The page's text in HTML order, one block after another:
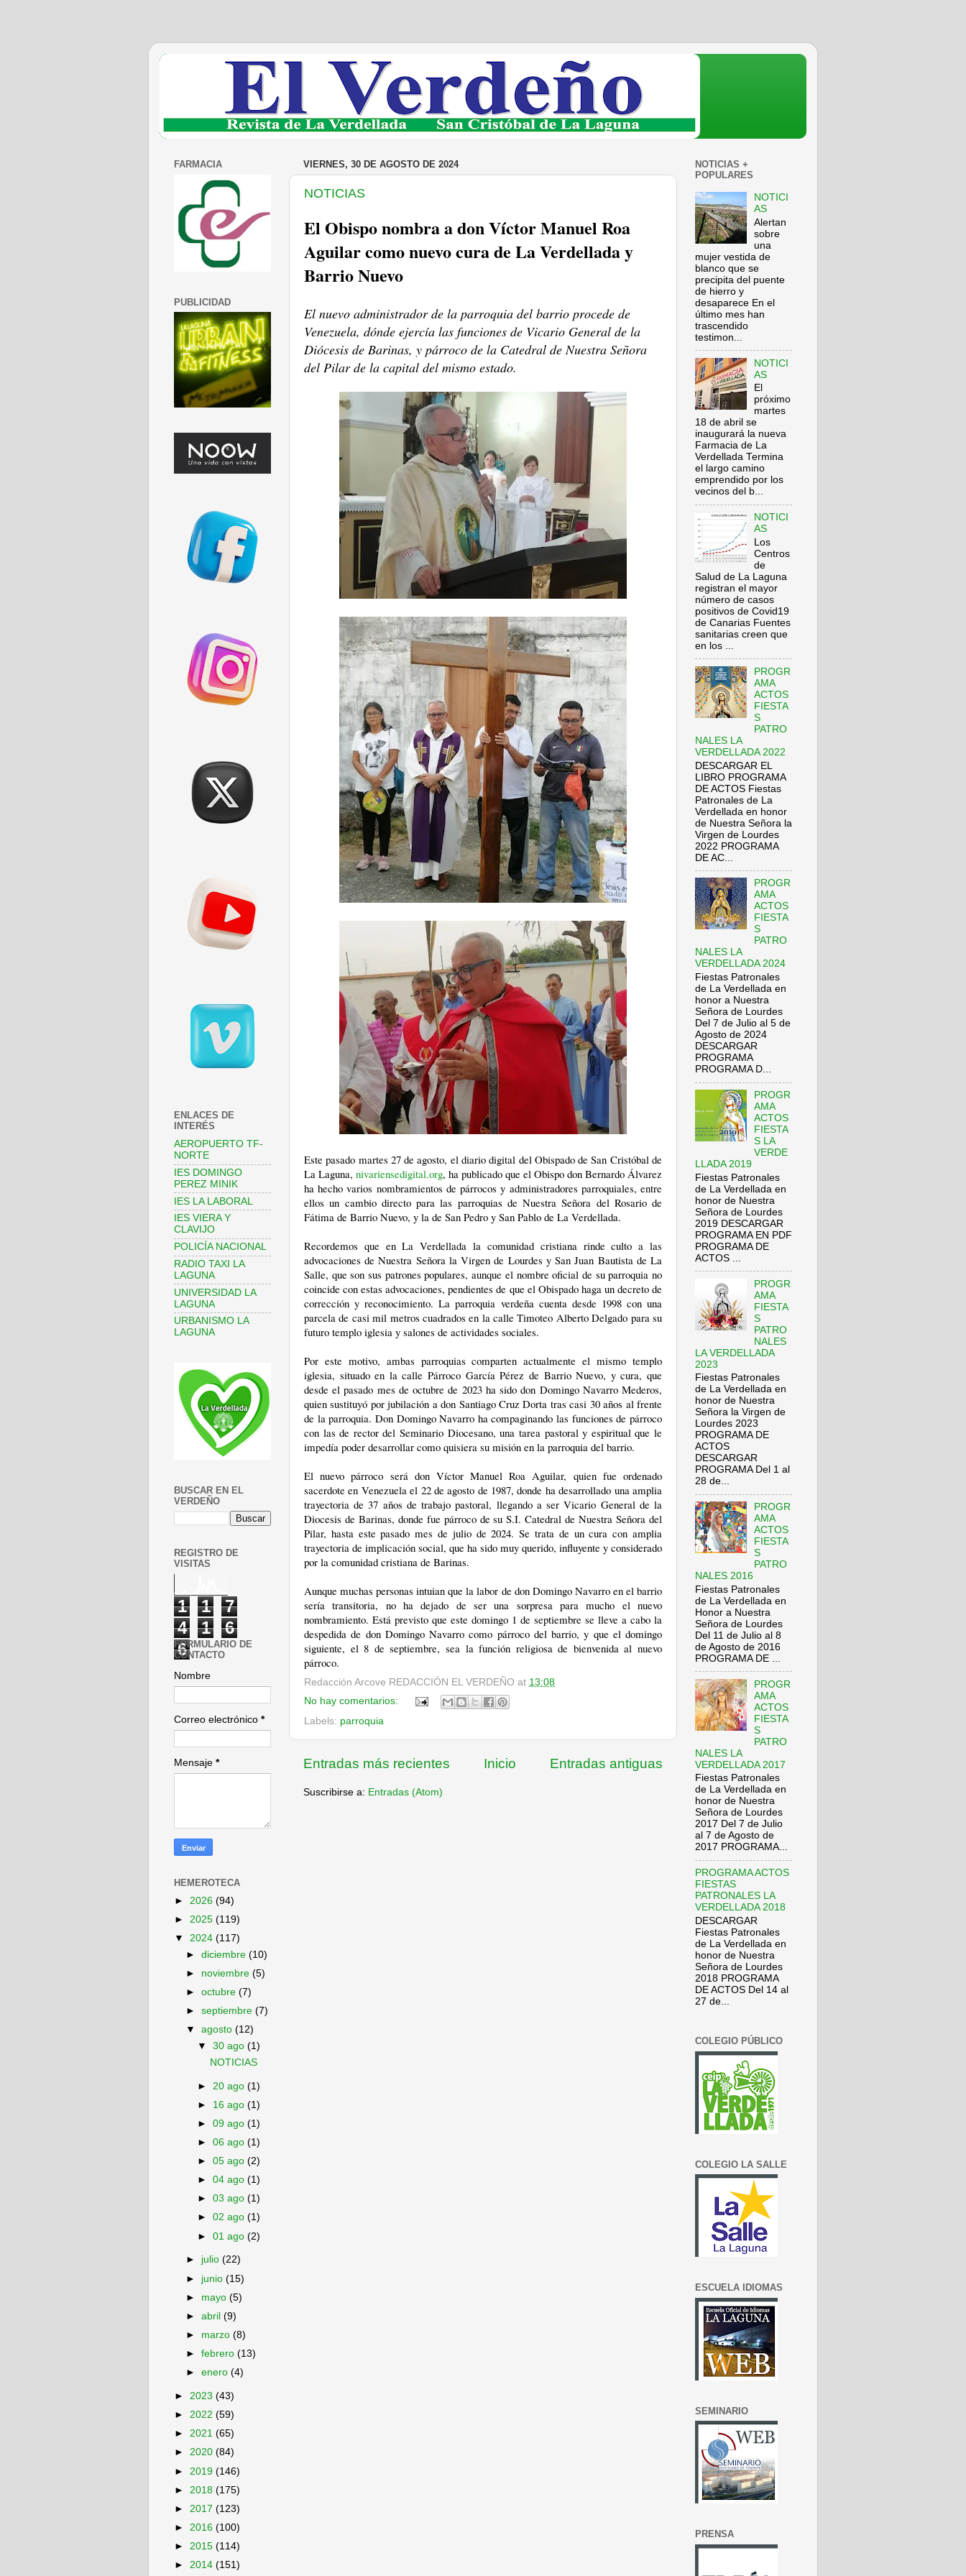
VIERNES, 30 DE AGOSTO DE 2024
NOTICIAS
El Obispo nombra a don Víctor Manuel Roa
Aguilar como nuevo cura de La Verdellada y
Barrio Nuevo
El nuevo administrador de la parroquia del barrio procede de
Venezuela, dónde ejercía las funciones de Vicario General de la
Diócesis de Barinas, y párroco de la Catedral de Nuestra Señora
del Pilar de la capital del mismo estado.
Este pasado martes 27 de agosto, el diario digital del Obispado de San Cristóbal de
La Laguna, nivariensedigital.org, ha publicado que el Obispo don Bernardo Álvarez
ha hecho varios nombramientos de párrocos y administradores parroquiales, entre
ellos un cambio directo para las parroquias de Nuestra Señora del Rosario de
Fátima de Barrio Nuevo, y la de San Pedro y San Pablo de La Verdellada.
Recordemos que en La Verdellada la comunidad cristiana rinde culto a las
advocaciones de Nuestra Señora la Virgen de Lourdes y San Juan Bautista de La
Salle, que son sus patrones populares, aunque el nombre oficial de su parroquia no
coincide con estas advocaciones, pendientes de que el Obispado haga un decreto de
corrección y reconocimiento. La parroquia verdeña cuenta desde 1998 con una
parcela de casi mil metros cuadrados en la calle Timoteo Alberto Delgado para su
futuro templo iglesia y salones de actividades sociales.
Por este motivo, ambas parroquias comparten actualmente el mismo templo
iglesia, situado en la calle Párroco García Pérez de Barrio Nuevo, y cura, que
desde el pasado mes de octubre de 2023 ha sido don Domingo Navarro Mederos,
quien sustituyó por jubilación a don Santiago Cruz Dorta tras casi 30 años al frente
de la parroquia. Don Domingo Navarro ha compaginando las funciones de párroco
con las de rector del Seminario Diocesano, una tarea pastoral y espiritual que le
impedía poder desarrollar como quisiera su misión en la parroquia del barrio.
El nuevo párroco será don Víctor Manuel Roa Aguilar, quien fue ordenado
sacerdote en Venezuela el 22 de agosto de 1987, donde ha desarrollado una amplia
trayectoria de 37 años de trabajo pastoral, llegando a ser Vicario General de la
Diocesis de Barinas, donde fue párroco de su S.I. Catedral de Nuestra Señora del
Pilar, hasta este pasado mes de julio de 2024. Se trata de un cura con amplia
trayectoria de implicación social, que ha sido muy querido, influyente y considerado
por la comunidad cristiana de Barinas.
Aunque muchas personas intuian que la labor de don Domingo Navarro en el barrio
sería transitoria, no ha dejado de ser una sorpresa para mucho el nuevo
nombramiento. Está previsto que este domingo 1 de septiembre se lleve a cabo la
despedida de don Domingo Navarro como párroco del barrio, y que el domingo
siguiente, el 8 de septiembre, sea la función religiosa de bienvenida al nuevo
párroco.
Redacción Arcove REDACCIÓN EL VERDEÑO at 13:08
No hay comentarios:
Labels: parroquia
Entradas más recientes Entradas antiguas
Inicio
Suscribirse a: Entradas (Atom)
FARMACIA
PUBLICIDAD
ENLACES DE
INTERÉS
AEROPUERTO TF-
NORTE
IES DOMINGO
PEREZ MINIK
IES LA LABORAL
IES VIERA Y
CLAVIJO
POLICÍA NACIONAL
RADIO TAXI LA
LAGUNA
UNIVERSIDAD LA
LAGUNA
URBANISMO LA
LAGUNA
BUSCAR EN EL
VERDEÑO
REGISTRO DE
VISITAS
1 1
7
4
1
6
6
FORMULARIO DE
CONTACTO
Nombre
Correo electrónico *
Mensaje *
HEMEROTECA
► 2026 (94)
► 2025 (119)
▼ 2024 (117)
►diciembre(10)
► noviembre(5)
►octubre(7)
►septiembre(7)
▼agosto(12)
▼30 ago(1)
NOTICIAS
► 20 ago(1)
► 16 ago(1)
►09 ago(1)
►06 ago(1)
►05 ago(2)
►04 ago(1)
►03 ago(1)
►02 ago(1)
►01 ago(2)
► julio(22)
► junio(15)
► mayo(5)
►abril(9)
► marzo(8)
►febrero(13)
►enero(4)
► 2023 (43)
► 2022 (59)
► 2021 (65)
► 2020 (84)
► 2019 (146)
► 2018 (175)
► 2017 (123)
► 2016 (100)
► 2015 (114)
► 2014 (151)
NOTICIAS +
POPULARES
NOTICI
AS
Alertan
sobre
una
mujer vestida de
blanco que se
precipita del puente
de hierro y
desaparece En el
último mes han
trascendido
testimon...
NOTICI
AS
El
próximo
martes
18 de abril se
inaugurará la nueva
Farmacia de La
Verdellada Termina
el largo camino
emprendido por los
vecinos del b...
NOTICI
AS
Los
Centros
de
Salud de La Laguna
registran el mayor
número de casos
positivos de Covid19
de Canarias Fuentes
sanitarias creen que
en los ...
PROGR
AMA
ACTOS
FIESTA
S
PATRO
NALES LA
VERDELLADA 2022
DESCARGAR EL
LIBRO PROGRAMA
DE ACTOS Fiestas
Patronales de La
Verdellada en honor
de Nuestra Señora la
Virgen de Lourdes
2022 PROGRAMA
DE AC...
PROGR
AMA
ACTOS
FIESTA
S
PATRO
NALES LA
VERDELLADA 2024
Fiestas Patronales
de La Verdellada en
honor a Nuestra
Señora de Lourdes
Del 7 de Julio al 5 de
Agosto de 2024
DESCARGAR
PROGRAMA
PROGRAMA D...
PROGR
AMA
ACTOS
FIESTA
S LA
VERDE
LLADA 2019
Fiestas Patronales
de La Verdellada en
honor de Nuestra
Señora de Lourdes
2019 DESCARGAR
PROGRAMA EN PDF
PROGRAMA DE
ACTOS ...
PROGR
AMA
FIESTA
S
PATRO
NALES
LA VERDELLADA
2023
Fiestas Patronales
de La Verdellada en
honor de Nuestra
Señora la Virgen de
Lourdes 2023
PROGRAMA DE
ACTOS
DESCARGAR
PROGRAMA Del 1 al
28 de...
PROGR
AMA
ACTOS
FIESTA
S
PATRO
NALES 2016
Fiestas Patronales
de La Verdellada en
Honor a Nuestra
Señora de Lourdes
Del 11 de Julio al 8
de Agosto de 2016
PROGRAMA DE ...
PROGR
AMA
ACTOS
FIESTA
S
PATRO
NALES LA
VERDELLADA 2017
Fiestas Patronales
de La Verdellada en
honor de Nuestra
Señora de Lourdes
2017 Del 7 de Julio
al 7 de Agosto de
2017 PROGRAMA...
PROGRAMA ACTOS
FIESTAS
PATRONALES LA
VERDELLADA 2018
DESCARGAR
Fiestas Patronales
de La Verdellada en
honor de Nuestra
Señora de Lourdes
2018 PROGRAMA
DE ACTOS Del 14 al
27 de...
COLEGIO PÚBLICO
COLEGIO LA SALLE
ESCUELA IDIOMAS
SEMINARIO
PRENSA